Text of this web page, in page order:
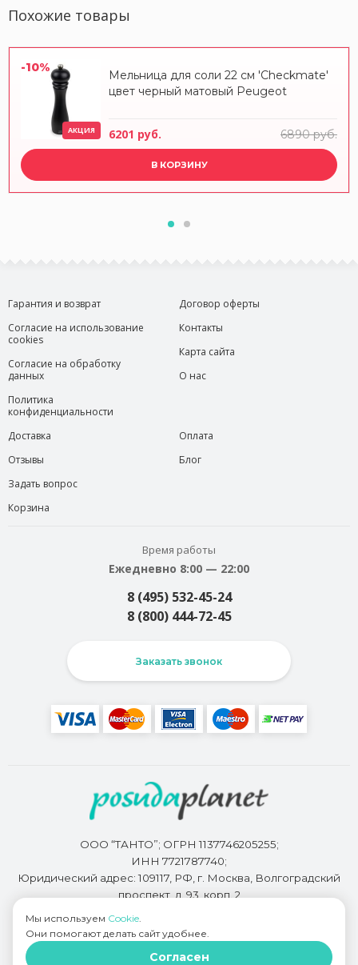
Похожие товары
-10%
АКЦИЯ
Мельница для соли 22 см 'Checkmate'
цвет черный матовый Peugeot
6201 руб. 6890 руб.
В КОРЗИНУ
Гарантия и возврат
Согласие на использование
cookies
Согласие на обработку
данных
Политика
конфиденциальности
Договор оферты
Контакты
Карта сайта
О нас
Доставка
Отзывы
Задать вопрос
Корзина
Оплата
Блог
Время работы
Ежедневно 8:00 — 22:00
8 (495) 532-45-24
8 (800) 444-72-45
Заказать звонок
ООО “ТАНТО”; ОГРН 1137746205255;
ИНН 7721787740;
Юридический адрес: 109117, РФ, г. Москва, Волгоградский
проспект, д. 93, корп. 2
Разработкой сайта занимается
Мы используем Cookie.
Они помогают делать сайт удобнее.
Согласен